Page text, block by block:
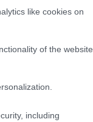
like cookies on
of the website
including